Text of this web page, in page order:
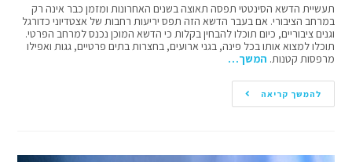
תעשיית הדשא הסינטטי תפסה תאוצה בשנים האחרונות ומזמן כבר אינה רק
במרחב הציבורי. אם בעבר הדשא הזה תפס יריעות רחבות של אצטדיוני כדורגל
וגנים ציבוריים, כיום תוכלו להבחין בקלות כי הדשא המוכן נכנס למרחב הפרטי.
תוכלו למצוא אותו בכל פינה, בגני ארועים, בחצרות בתים פרטיים, גגות ואפילו
מרפסות קטנות. המשך…
להמשך קריאה